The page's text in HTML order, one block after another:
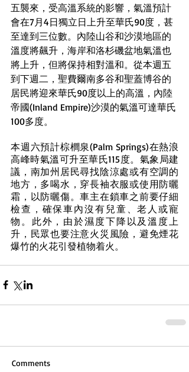
五襲來，受高溫系統的影響，氣溫預計
會在7月4日獨立日上升至華氏90度，甚
至達到三位數。內陸山谷和沙漠地區的
溫度將飆升，海岸和洛杉磯盆地氣溫也
將上升，但將保持相對溫和。從本週五
到下週二，聖費爾南多谷和聖蓋博谷的
居民將迎來華氏90度以上的高溫，內陸
帝國(Inland Empire)沙漠的氣溫可達華氏
100多度。
本週六預計棕櫚泉(Palm Springs)在熱浪
高峰時氣溫可升至華氏115度。氣象局建
議，南加州居民尋找陰涼處或有空調的
地方，多喝水，穿長袖衣服或使用防曬
霜，以防曬傷。車主在鎖車之前要仔細
檢查，確保車內沒有兒童、老人或寵
物。此外，由於濕度下降以及溫度上
升，民眾也要注意火災風險，避免煙花
爆竹的火花引發植物着火。
Comments